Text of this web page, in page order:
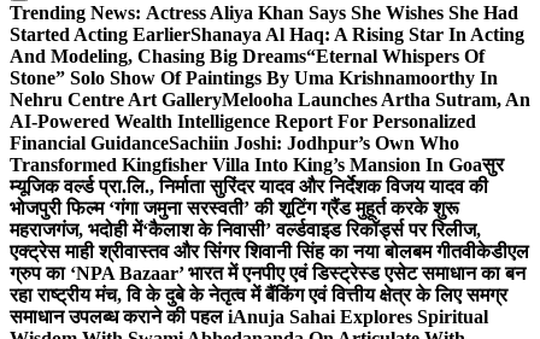
Trending News: Actress Aliya Khan Says She Wishes She Had
Started Acting EarlierShanaya Al Haq: A Rising Star In Acting
And Modeling, Chasing Big Dreams“Eternal Whispers Of
Stone” Solo Show Of Paintings By Uma Krishnamoorthy In
Nehru Centre Art GalleryMelooha Launches Artha Sutram, An
AI-Powered Wealth Intelligence Report For Personalized
Financial GuidanceSachiin Joshi: Jodhpur’s Own Who
Transformed Kingfisher Villa Into King’s Mansion In Goaसुर
म्यूजिक वर्ल्ड प्रा.लि., निर्माता सुरिंदर यादव और निर्देशक विजय यादव की
भोजपुरी फिल्म ‘गंगा जमुना सरस्वती’ की शूटिंग ग्रैंड मुहूर्त करके शुरू
महराजगंज, भदोही में‘कैलाश के निवासी’ वर्ल्डवाइड रिकॉर्ड्स पर रिलीज,
एक्ट्रेस माही श्रीवास्तव और सिंगर शिवानी सिंह का नया बोलबम गीतवीकेडीएल
ग्रुप का ‘NPA Bazaar’ भारत में एनपीए एवं डिस्ट्रेस्ड एसेट समाधान का बन
रहा राष्ट्रीय मंच, वि के दुबे के नेतृत्व में बैंकिंग एवं वित्तीय क्षेत्र के लिए समग्र
समाधान उपलब्ध कराने की पहल iAnuja Sahai Explores Spiritual